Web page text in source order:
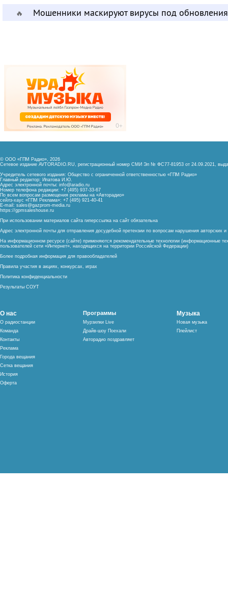
🔥 Мошенники маскируют вирусы под
© ООО «ГПМ Радио», 2026
Сетевое издание AVTORADIO.RU, регистрационный номер СМИ Эл № ФС77-81953 от 24.09.2021,
Учредитель сетевого издания: Общество с ограниченной ответственностью «ГПМ Радио»
Главный редактор: Ипатова И.Ю.
Адрес электронной почты: info@aradio.ru
Номер телефона редакции: +7 (495) 937-33-67
По всем вопросам размещения рекламы на «Авторадио»
сейлз-хаус «ГПМ Реклама»: +7 (495) 921-40-41
E-mail: sales@gazprom-media.ru
https://gpmsaleshouse.ru
При использовании материалов сайта гиперссылка на сайт обязательна
Адрес электронной почты для отправления досудебной претензии по вопросам нарушения авторских
На информационном ресурсе (сайте) применяются рекомендательные технологии (информационные
пользователей сети «Интернет», находящихся на территории Российской Федерации)
Более подробная информация для правообладателей
Правила участия в акциях, конкурсах, играх
Политика конфиденциальности
Результаты СОУТ
О нас
О радиостанции
Команда
Контакты
Реклама
Города вещания
Сетка вещания
История
Оферта
Программы
Мурзилки Live
Драйв-шоу Поехали
Авторадио поздравляет
Музыка
Новая музыка
Плейлист